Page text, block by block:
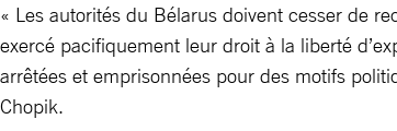
« Les autorités du Bélarus doivent cesser de
exercé pacifiquement leur droit à la liberté
arrêtées et emprisonnées pour des motifs
Chopik.